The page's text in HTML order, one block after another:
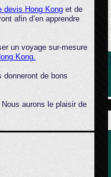
devis Hong Kong et de
afin d’en apprendre
un voyage sur-mesure
Kong.
de bons
aurons le plaisir de